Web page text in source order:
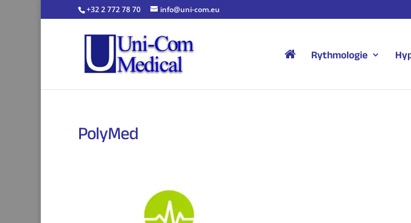
+32 2 772 78 70 info@uni-com.eu
Rythmologie
PolyMed